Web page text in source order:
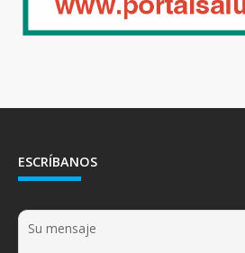
ESCRÍBANOS